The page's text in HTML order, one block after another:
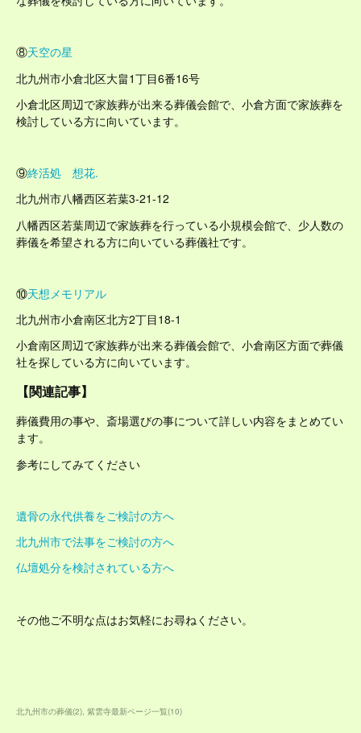
⑧天空の星
北九州市小倉北区大畠1丁目6番16号
小倉北区周辺で家族葬が出来る葬儀会館で、小倉方面で家族葬を
検討している方に向いています。
⑨終活処 想花.
北九州市八幡西区若葉3-21-12
八幡西区若葉周辺で家族葬を行っている小規模会館で、少人数の
葬儀を希望される方に向いている葬儀社です。
⑩天想メモリアル
北九州市小倉南区北方2丁目18-1
小倉南区周辺で家族葬が出来る葬儀会館で、小倉南区方面で葬儀
社を探している方に向いています。
【関連記事】
葬儀費用の事や、斎場選びの事について詳しい内容をまとめてい
ます。
参考にしてみてください
遺骨の永代供養をご検討の方へ
北九州市で法事をご検討の方へ
仏壇処分を検討されている方へ
その他ご不明な点はお気軽にお尋ねください。
北九州市の葬儀(2) 紫雲寺最新ページ一覧(10)